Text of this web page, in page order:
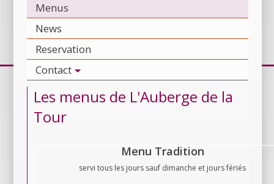
Menus
News
Reservation
Contact
Les menus de L'Auberge de la
Tour
Menu Tradition
servi tous les jours sauf dimanche et jours fériés